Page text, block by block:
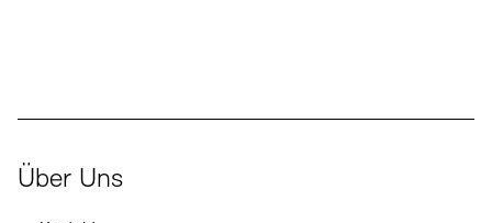
Über Uns